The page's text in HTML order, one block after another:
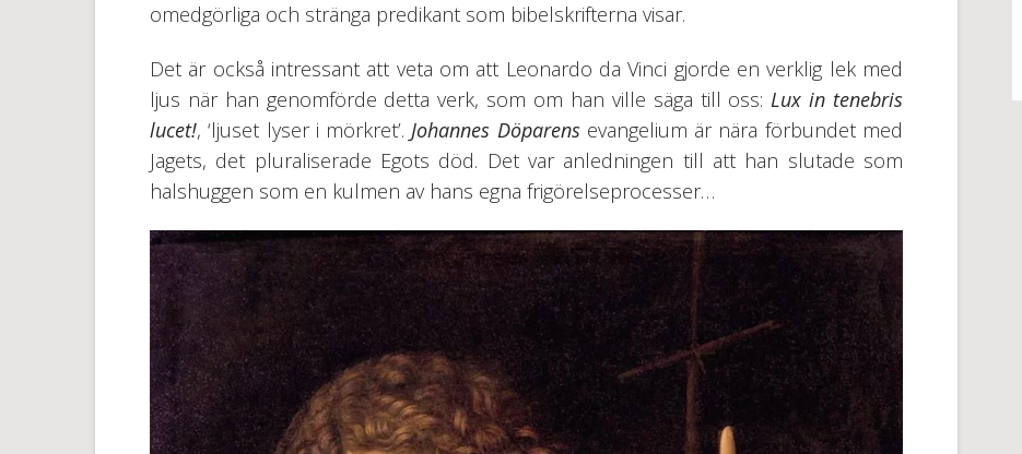
omedgörliga och stränga predikant som bibelskrifterna visar.
Det är också intressant att veta om att Leonardo da Vinci gjorde en verklig lek med
ljus när han genomförde detta verk, som om han ville säga till oss:Lux in tenebris
lucet!, ‘ljuset lyser i mörkret’.Johannes Döparensevangelium är nära förbundet med
Jagets, det pluraliserade Egots död. Det var anledningen till att han slutade som
halshuggen som en kulmen av hans egna frigörelseprocesser…